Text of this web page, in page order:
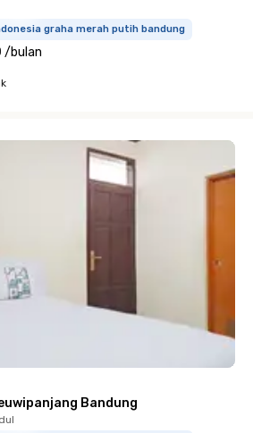
graha merah putih bandung
/bulan
Bandung